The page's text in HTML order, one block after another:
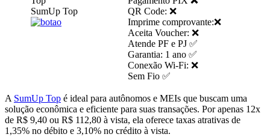
SumUp Top
QR Code: ❌
Imprime comprovante:❌
Aceita Voucher: ❌
Atende PF e PJ ✅
Garantia: 1 ano ✅
Conexão Wi-Fi: ❌
Sem Fio ✅
A SumUp Top é ideal para autônomos e MEIs que buscam uma
solução econômica e eficiente para suas transações. Por apenas 12x
de R$ 9,40 ou R$ 112,80 à vista, ela oferece taxas atrativas de
1,35% no débito e 3,10% no crédito à vista.